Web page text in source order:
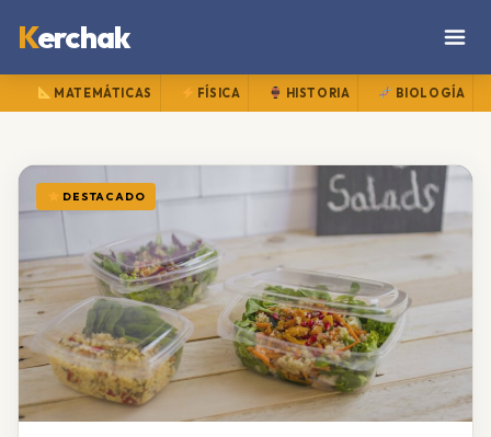
Kerchak
MATEMÁTICAS FÍSICA HISTORIA BIOLOGÍA
DESTACADO